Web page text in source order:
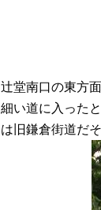
辻堂南口の東方
細い道に入った
は旧鎌倉街道だそ